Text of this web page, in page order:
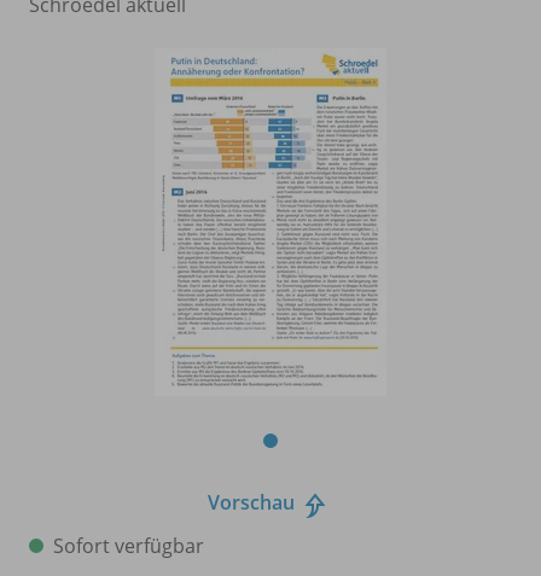
Vorschau
Sofort verfügbar